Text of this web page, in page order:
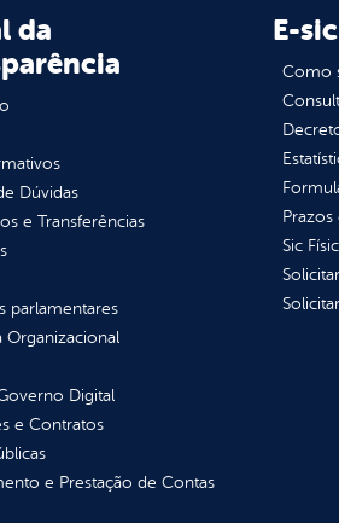
da
Dúvidas
e Transferências
parlamentares
Organizacional
Digital
e Contratos
e Prestação de Contas
E-sic
Como
Sic